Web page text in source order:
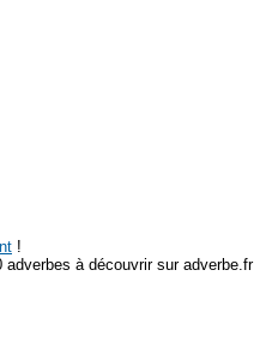
!
à découvrir sur adverbe.fr